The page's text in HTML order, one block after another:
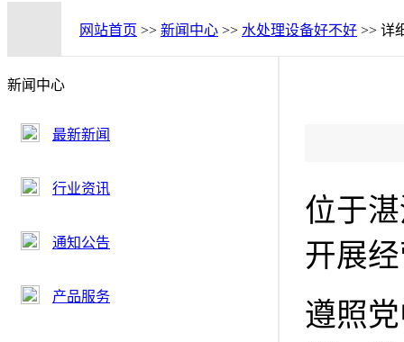
网站首页 >> 新闻中心 >> 水处理设备好不好 >> 详
新闻中心
最新新闻
行业资讯
通知公告
产品服务
位于
开展
遵照